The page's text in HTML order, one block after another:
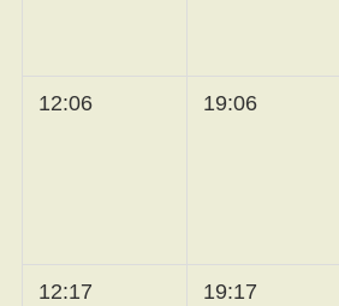
12:06 19:06
12:17 19:17